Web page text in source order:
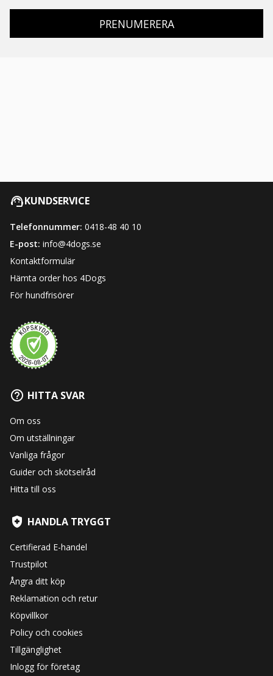
PRENUMERERA
KUNDSERVICE
Telefonnummer: 0418-48 40 10
E-post: info@4dogs.se
Kontaktformulär
Hämta order hos 4Dogs
För hundfrisörer
HITTA SVAR
Om oss
Om utställningar
Vanliga frågor
Guider och skötselråd
Hitta till oss
HANDLA TRYGGT
Certifierad E-handel
Trustpilot
Ångra ditt köp
Reklamation och retur
Köpvillkor
Policy och cookies
Tillgänglighet
Inlogg för företag